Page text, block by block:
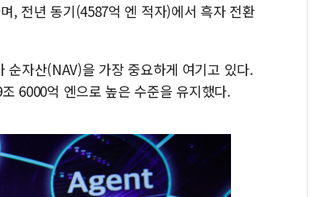
, 전년 동기(4587억 엔 적자)에서 흑자 전환
자산(NAV)을 가장 중요하게 여기고 있다.
6000억 엔으로 높은 수준을 유지했다.